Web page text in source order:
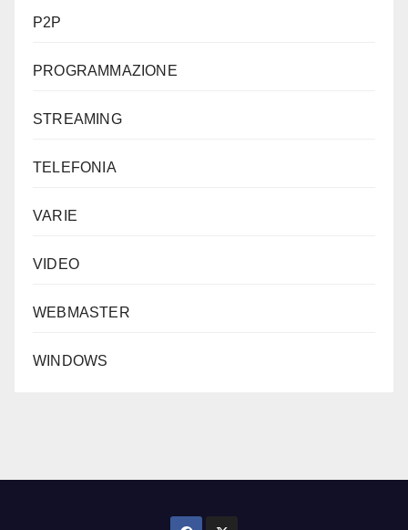
P2P
PROGRAMMAZIONE
STREAMING
TELEFONIA
VARIE
VIDEO
WEBMASTER
WINDOWS